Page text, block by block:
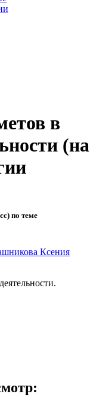
в
(на
по теме
Ксения